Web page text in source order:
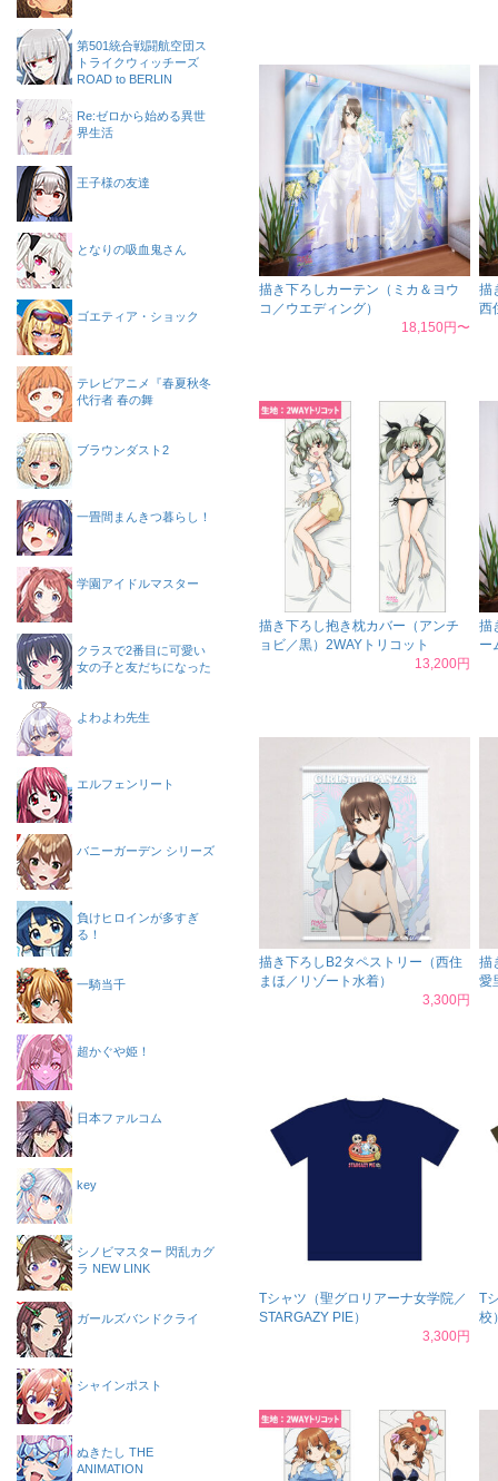
描き下ろしカーテン（ミカ＆ヨウ
コ／ウエディング）
18,150円〜
描
西
描き下ろし抱き枕カバー（アンチ
ョビ／黒）2WAYトリコット
13,200円
描
ー
描き下ろしB2タペストリー（西住
まほ／リゾート水着）
3,300円
描
愛
Tシャツ（聖グロリアーナ女学院／
STARGAZY PIE）
3,300円
T
校
第501統合戦闘航空団ス
トライクウィッチーズ
ROAD to BERLIN
Re:ゼロから始める異世
界生活
王子様の友達
となりの吸血鬼さん
ゴエティア・ショック
テレビアニメ『春夏秋冬
代行者 春の舞
ブラウンダスト2
一畳間まんきつ暮らし！
学園アイドルマスター
クラスで2番目に可愛い
女の子と友だちになった
よわよわ先生
エルフェンリート
バニーガーデン シリーズ
負けヒロインが多すぎ
る！
一騎当千
超かぐや姫！
日本ファルコム
key
シノビマスター 閃乱カグ
ラ NEW LINK
ガールズバンドクライ
シャインポスト
ぬきたし THE
ANIMATION